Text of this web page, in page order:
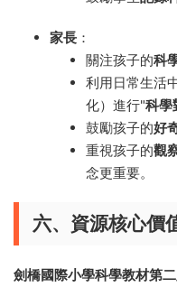
家長 ：
關注孩子的科
利用日常生活
化）進行"科學
鼓勵孩子的好
重視孩子的觀
念更重要。
六、資源核心價
劍橋國際小學科學教材第